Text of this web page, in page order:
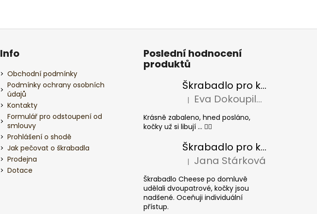
Info
Obchodní podmínky
Podmínky ochrany osobních
údajů
Kontakty
Formulář pro odstoupení od
smlouvy
Prohlášení o shodě
Jak pečovat o škrabadla
Prodejna
Dotace
Poslední hodnocení
produktů
Škrabadlo pro kočky BASIC Colour
Hodnocení produktu je 5 z 5 hvězdiček.
| Eva Dokoupilová
Krásně zabaleno, hned posláno,
kočky už si libují ... 👍🏻
Škrabadlo pro kočky CHEESE ELIPSE colour
Hodnocení produktu je 5 z 5 hvězdiček.
| Jana Stárková
Škrabadlo Cheese po domluvě
udělali dvoupatrové, kočky jsou
nadšené. Oceňuji individuální
přístup.